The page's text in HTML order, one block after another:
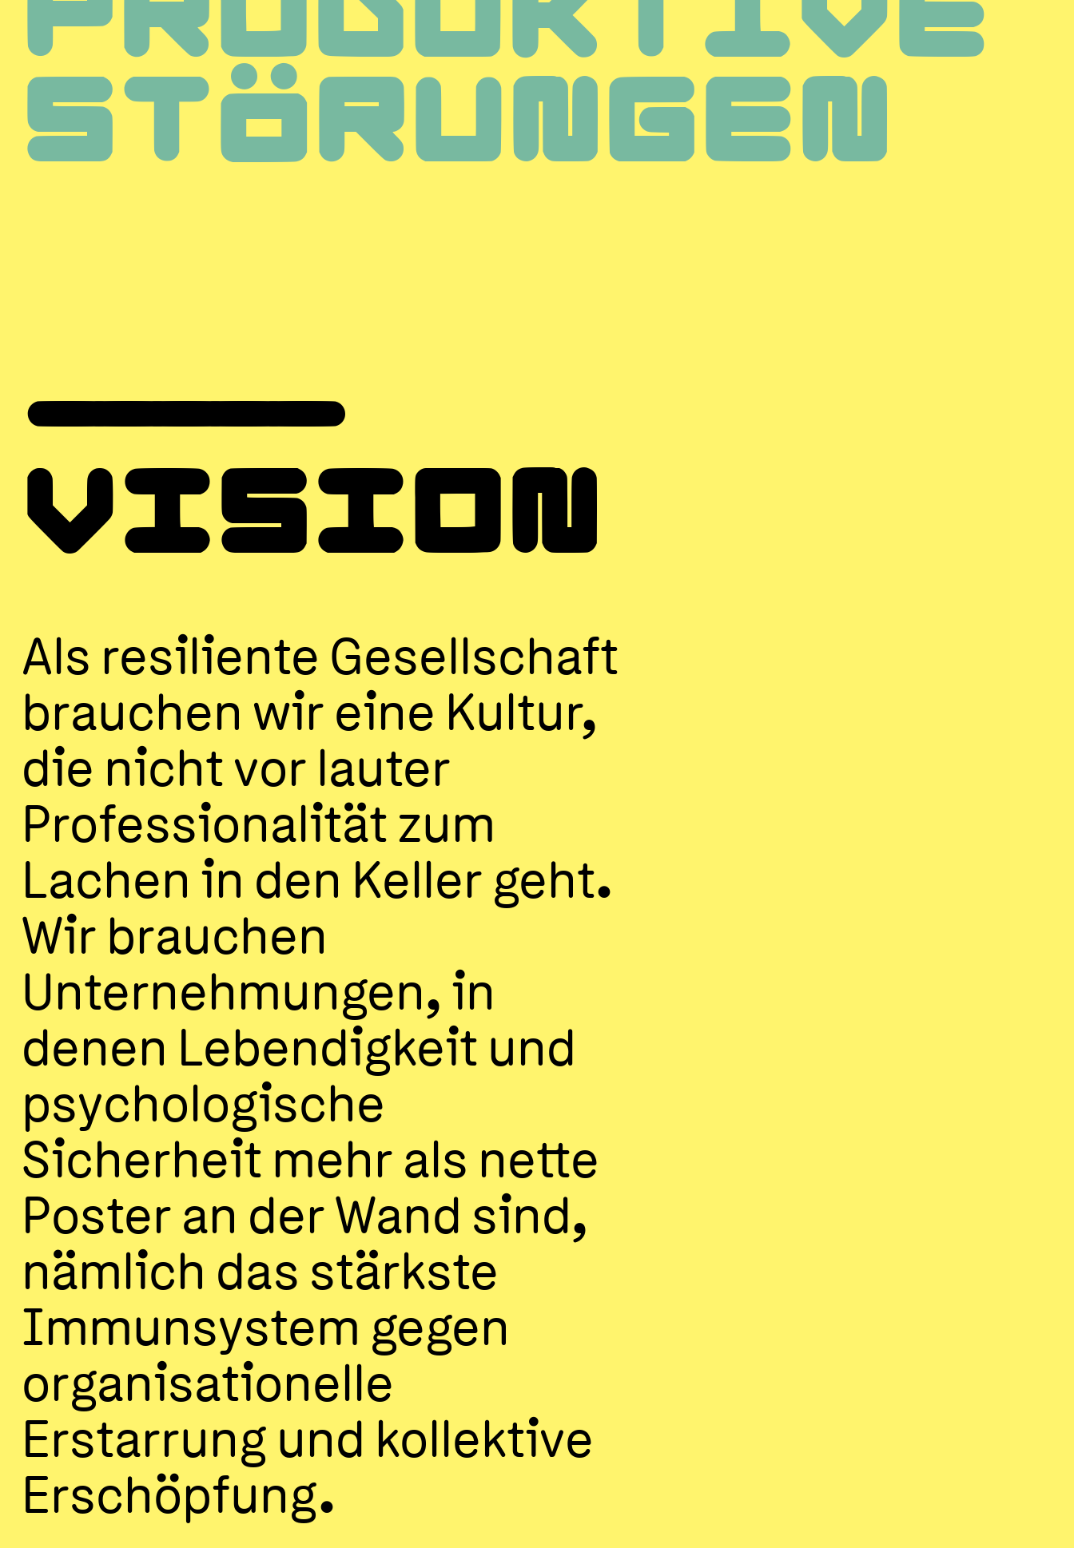
PRODUKTIVE
STÖRUNGEN
_____
VISION
Als resiliente Gesellschaft
brauchen wir eine Kultur,
die nicht vor lauter
Professionalität zum
Lachen in den Keller geht.
Wir brauchen
Unternehmungen, in
denen Lebendigkeit und
psychologische
Sicherheit mehr als nette
Poster an der Wand sind,
nämlich das stärkste
Immunsystem gegen
organisationelle
Erstarrung und kollektive
Erschöpfung.